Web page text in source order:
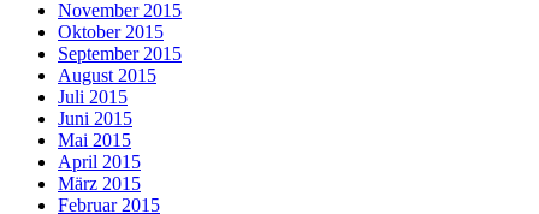
November 2015
Oktober 2015
September 2015
August 2015
Juli 2015
Juni 2015
Mai 2015
April 2015
März 2015
Februar 2015